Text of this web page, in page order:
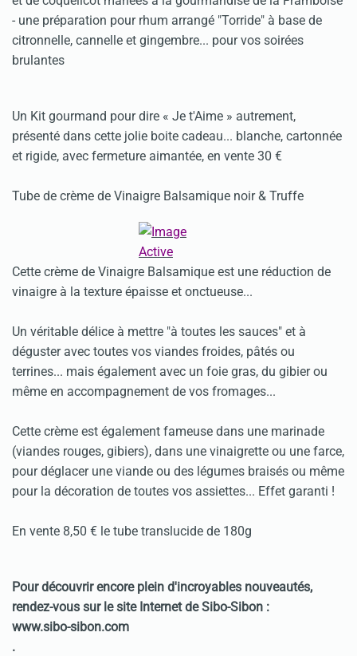
- une préparation pour rhum arrangé "Torride" à base de
citronnelle, cannelle et gingembre... pour vos soirées
brulantes
Un Kit gourmand pour dire « Je t'Aime » autrement,
présenté dans cette jolie boite cadeau... blanche, cartonnée
et rigide, avec fermeture aimantée, en vente 30 €
Tube de crème de Vinaigre Balsamique noir & Truffe
Cette crème de Vinaigre Balsamique est une réduction de
vinaigre à la texture épaisse et onctueuse...
Un véritable délice à mettre "à toutes les sauces" et à
déguster avec toutes vos viandes froides, pâtés ou
terrines... mais également avec un foie gras, du gibier ou
même en accompagnement de vos fromages...
Cette crème est également fameuse dans une marinade
(viandes rouges, gibiers), dans une vinaigrette ou une farce,
pour déglacer une viande ou des légumes braisés ou même
pour la décoration de toutes vos assiettes... Effet garanti !
En vente 8,50 € le tube translucide de 180g
Pour découvrir encore plein d'incroyables nouveautés,
rendez-vous sur le site Internet de Sibo-Sibon :
www.sibo-sibon.com
.